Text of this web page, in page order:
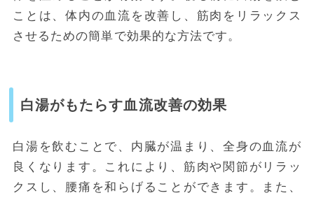
ことは、体内の血流を改善し、筋肉をリラックス
させるための簡単で効果的な方法です。
白湯がもたらす血流改善の効果
白湯を飲むことで、内臓が温まり、全身の血流が
良くなります。これにより、筋肉や関節がリラッ
クスし、腰痛を和らげることができます。また、